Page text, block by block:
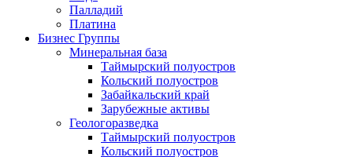
Палладий
Платина
Бизнес Группы
Минеральная база
Таймырский полуостров
Кольский полуостров
Забайкальский край
Зарубежные активы
Геологоразведка
Таймырский полуостров
Кольский полуостров